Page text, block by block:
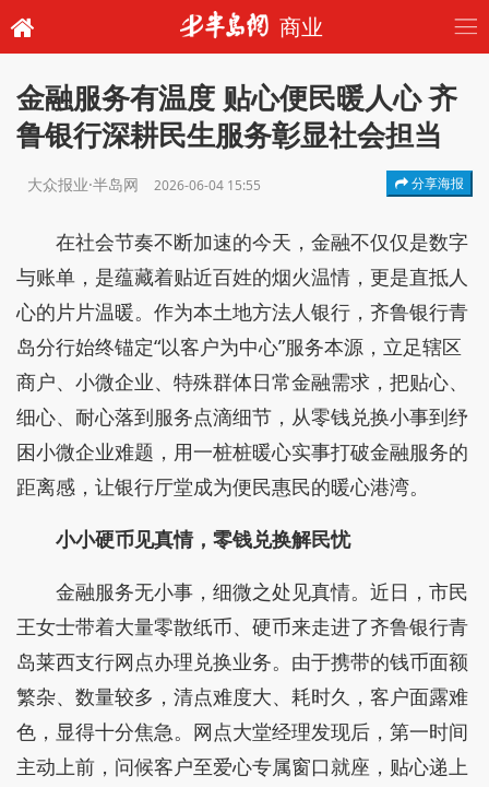
商业
金融服务有温度 贴心便民暖人心 齐
鲁银行深耕民生服务彰显社会担当
大众报业·半岛网 2026-06-04 15:55 分享海报
在社会节奏不断加速的今天，金融不仅仅是数字
与账单，是蕴藏着贴近百姓的烟火温情，更是直抵人
心的片片温暖。作为本土地方法人银行，齐鲁银行青
岛分行始终锚定“以客户为中心”服务本源，立足辖区
商户、小微企业、特殊群体日常金融需求，把贴心、
细心、耐心落到服务点滴细节，从零钱兑换小事到纾
困小微企业难题，用一桩桩暖心实事打破金融服务的
距离感，让银行厅堂成为便民惠民的暖心港湾。
小小硬币见真情，零钱兑换解民忧
金融服务无小事，细微之处见真情。近日，市民
王女士带着大量零散纸币、硬币来走进了齐鲁银行青
岛莱西支行网点办理兑换业务。由于携带的钱币面额
繁杂、数量较多，清点难度大、耗时久，客户面露难
色，显得十分焦急。网点大堂经理发现后，第一时间
主动上前，问候客户至爱心专属窗口就座，贴心递上